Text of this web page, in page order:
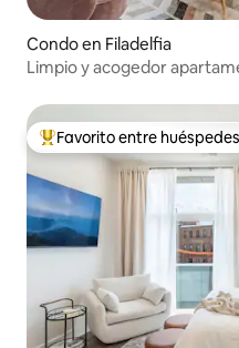
Condo en Filadelfia
Limpio y acogedor
Favorito entre huéspedes
Favorito entre huéspedes